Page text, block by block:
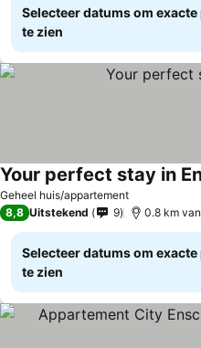
Selecteer datums om
te zien
Geheel huis/appartement
Your perfect stay in
8,8 Uitstekend 9 0.8 km
Selecteer datums om
te zien